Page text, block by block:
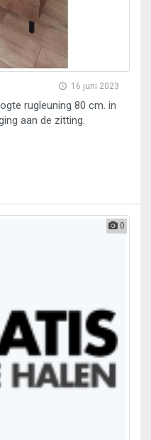
16 juni 2023
rugleuning 80 cm. in
aan de zitting.
0